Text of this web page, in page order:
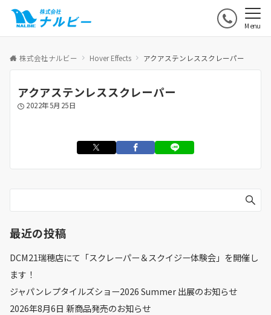
Menu
株式会社ナルビー Hover Effects アクアステンレススクレーパー
アクアステンレススクレーパー
2022年5月25日
最近の投稿
DCM21瑞穂店にて「スクレーパー＆スクイジー体験会」を開催し
ます！
ジャパンレプタイルズショー2026 Summer 出展のお知らせ
2026年8月6日 新商品発売のお知らせ